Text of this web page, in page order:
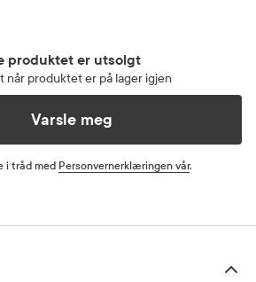
produktet er utsolgt
når produktet er på lager igjen
Varsle meg
i tråd med Personvernerklæringen vår.